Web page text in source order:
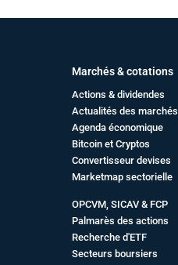
Marchés & cotations
Actions & dividendes
Actualités des marchés
Agenda économique
Bitcoin et Cryptos
Convertisseur devises
Marketmap sectorielle
OPCVM, SICAV & FCP
Palmarès des actions
Recherche d'ETF
Secteurs boursiers